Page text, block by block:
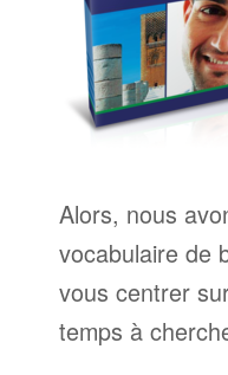
Alors, nous
vocabulaire de
vous centrer
temps à